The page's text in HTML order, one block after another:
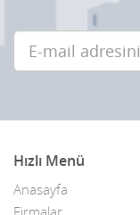
Hızlı Menü
Anasayfa